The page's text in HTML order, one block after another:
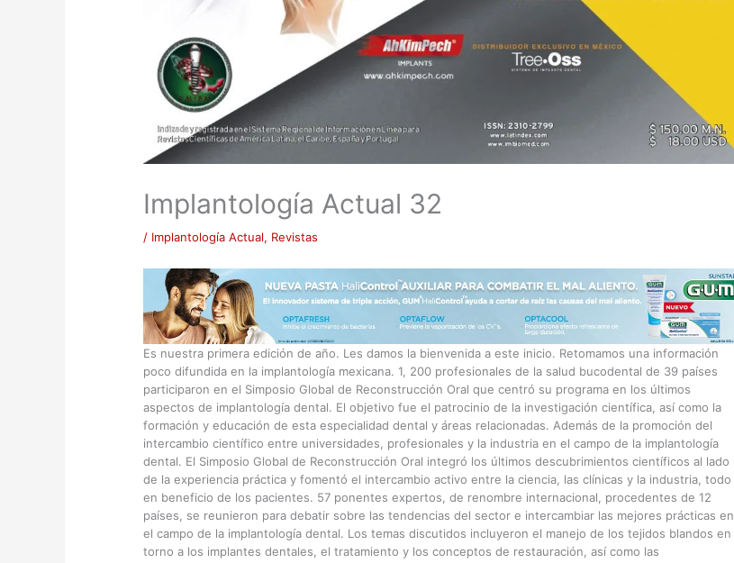
Implantología Actual 32
/ Implantología Actual, Revistas
Es nuestra primera edición de año. Les damos la bienvenida a este inicio. Retomamos una información
poco difundida en la implantología mexicana. 1, 200 profesionales de la salud bucodental de 39 países
participaron en el Simposio Global de Reconstrucción Oral que centró su programa en los últimos
aspectos de implantología dental. El objetivo fue el patrocinio de la investigación científica, así como la
formación y educación de esta especialidad dental y áreas relacionadas. Además de la promoción del
intercambio científico entre universidades, profesionales y la industria en el campo de la implantología
dental. El Simposio Global de Reconstrucción Oral integró los últimos descubrimientos científicos al lado
de la experiencia práctica y fomentó el intercambio activo entre la ciencia, las clínicas y la industria, todo
en beneficio de los pacientes. 57 ponentes expertos, de renombre internacional, procedentes de 12
países, se reunieron para debatir sobre las tendencias del sector e intercambiar las mejores prácticas en
el campo de la implantología dental. Los temas discutidos incluyeron el manejo de los tejidos blandos en
torno a los implantes dentales, el tratamiento y los conceptos de restauración, así como las